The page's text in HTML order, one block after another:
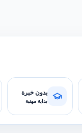
بدون خبرة
بداية مهنية